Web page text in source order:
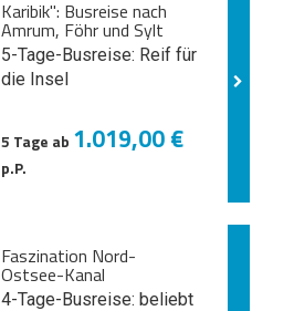
Karibik": Busreise nach
Amrum, Föhr und Sylt
5-Tage-Busreise: Reif für
die Insel
5 Tage ab 1.019,00 €
p.P.
Faszination Nord-
Ostsee-Kanal
4-Tage-Busreise: beliebt